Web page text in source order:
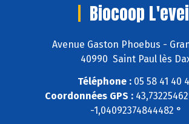
Biocoop
Avenue Gaston Phoebus -
40990 Saint Paul lès
Téléphone :05 58 41 40
Coordonnées GPS :
-1,04092374844482 °